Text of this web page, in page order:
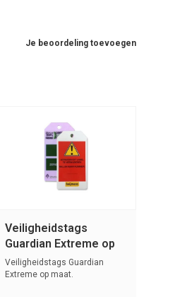
Je beoordeling toevoegen
Veiligheidstags
Guardian Extreme op
maat S90001
Veiligheidstags Guardian
Extreme op maat.